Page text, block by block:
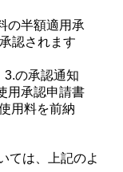
の半額適用承
認されます
用承認申請書
用料を前納
ては、上記のよ